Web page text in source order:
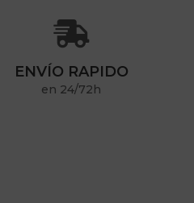

ENVÍO RAPIDO
en 24/72h